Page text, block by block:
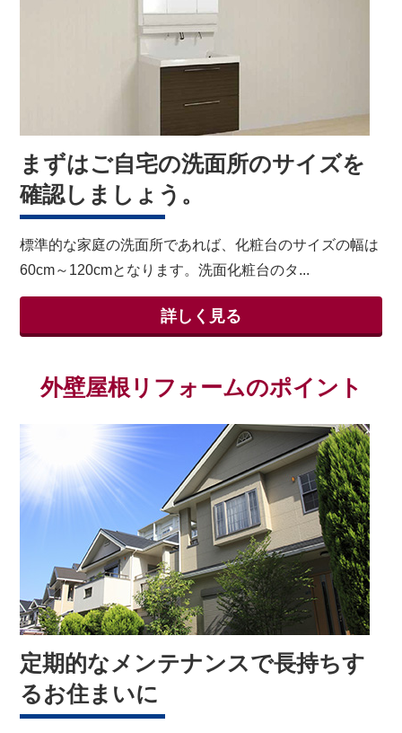
まずはご自宅の洗面所のサイズを
確認しましょう。
標準的な家庭の洗面所であれば、化粧台のサイズの幅は
60cm～120cmとなります。洗面化粧台のタ...
詳しく見る
外壁屋根リフォームのポイント
定期的なメンテナンスで長持ちす
るお住まいに